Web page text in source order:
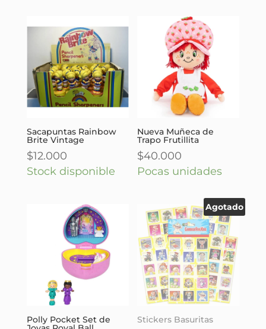
Sacapuntas Rainbow
Brite Vintage
$12.000
Stock disponible
Nueva Muñeca de
Trapo Frutillita
$40.000
Pocas unidades
Polly Pocket Set de
Agotado
Stickers Basuritas